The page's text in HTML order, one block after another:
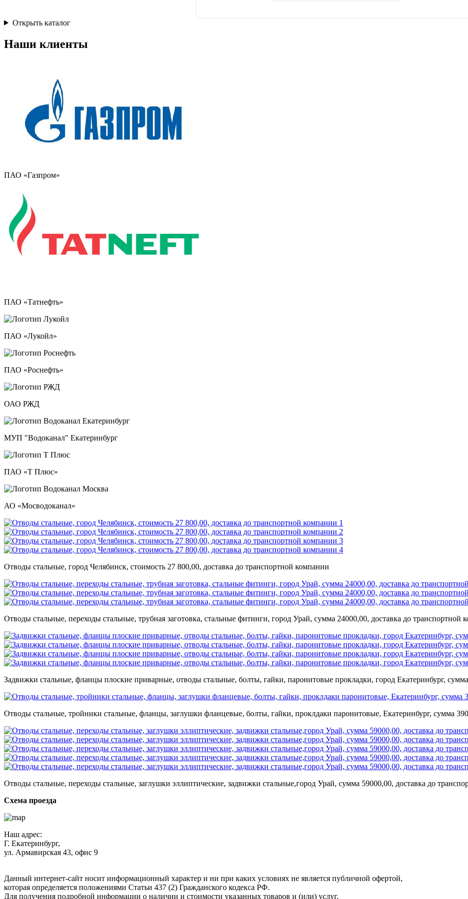
Открыть каталог
Наши клиенты
ПАО «Газпром»
ПАО «Татнефть»
ПАО «Лукойл»
ПАО «Роснефть»
ОАО РЖД
МУП "Водоканал" Екатеринбург
ПАО «Т Плюс»
АО «Мосводоканал»
Отводы стальные, город Челябинск, стоимость 27 800,00, доставка до транспортной компании
Отводы стальные, переходы стальные, трубная заготовка, стальные фитинги, город Урай, сумма 24000,00, доставка до транспортной
Задвижки стальные, фланцы плоские приварные, отводы стальные, болты, гайки, паронитовые прокладки, город Екатеринбург,
Отводы стальные, тройники стальные, фланцы, заглушки фланцевые, болты, гайки, проклдаки паронитовые, Екатеринбург, сумма
Отводы стальные, переходы стальные, заглушки эллиптические, задвижки стальные,город Урай, сумма 59000,00, доставка до
Схема проезда
Наш адрес:
Г. Екатеринбург,
ул. Армавирская 43, офис 9
Данный интернет-сайт носит информационный характер и ни при каких условиях не является публичной офертой,
которая определяется положениями Статьи 437 (2) Гражданского кодекса РФ.
Для получения подробной информации о наличии и стоимости указанных товаров и (или) услуг,